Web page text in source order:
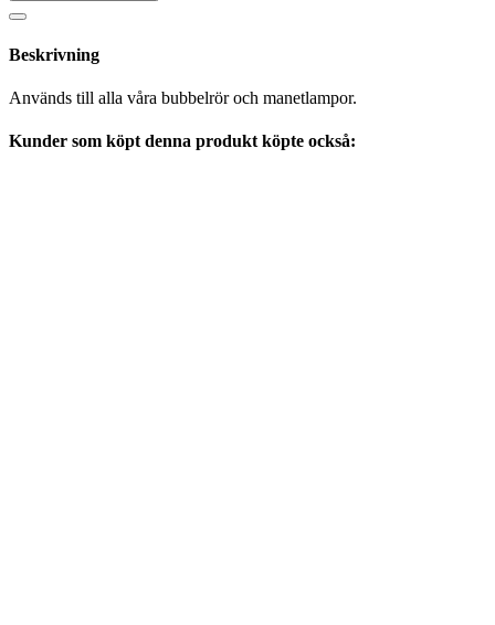
Beskrivning
Används till alla våra bubbelrör och manetlampor.
Kunder som köpt denna produkt köpte också: